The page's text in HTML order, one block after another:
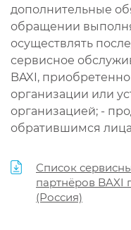
дополнительные
обращении
осуществлять
сервисное
BAXI,
организации или
организацией; -
обратившимся
Список
партнёров BAXI
(Россия)